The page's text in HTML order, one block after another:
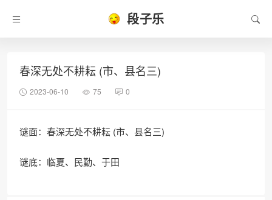
段子乐
春深无处不耕耘 (市、县名三)
2023-06-10 75 0
谜面：春深无处不耕耘 (市、县名三)
谜底：临夏、民勤、于田